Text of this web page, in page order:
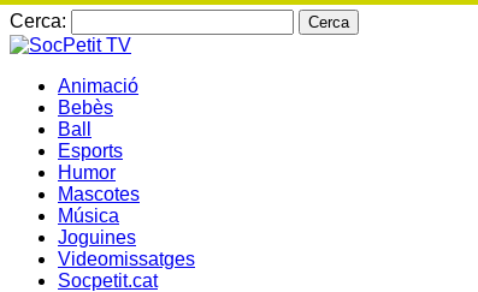
Cerca:
Animació
Bebès
Ball
Esports
Humor
Mascotes
Música
Joguines
Videomissatges
Socpetit.cat